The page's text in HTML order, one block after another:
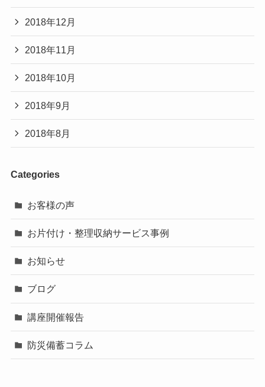
2018年12月
2018年11月
2018年10月
2018年9月
2018年8月
Categories
お客様の声
お片付け・整理収納サービス事例
お知らせ
ブログ
講座開催報告
防災備蓄コラム